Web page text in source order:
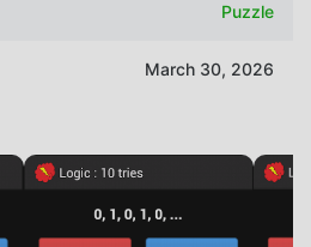
Puzzle
March 30, 2026